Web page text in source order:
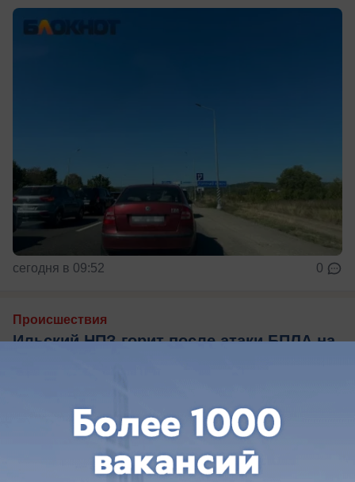
сегодня в 09:52 0
Происшествия
Ильский НПЗ горит после атаки БПЛА на
Краснодарском крае